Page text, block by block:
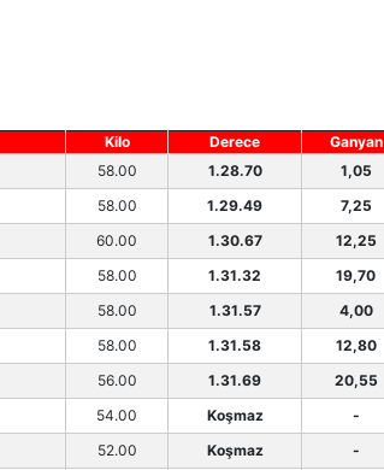
Kilo Derece Ganyan
58.00 1.28.70 1,05
58.00 1.29.49 7,25
60.00 1.30.67 12,25
58.00 1.31.32 19,70
58.00 1.31.57 4,00
58.00 1.31.58 12,80
56.00 1.31.69 20,55
54.00 Koşmaz -
52.00 Koşmaz -